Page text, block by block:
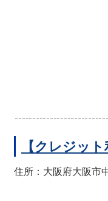
【クレジッ
住所：大阪府大阪市